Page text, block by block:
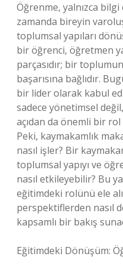
Öğrenme, yalnızca
zamanda bireyin
toplumsal yapıları
bir öğrenci, öğretmen
parçasıdır; bir
başarısına bağlıdır.
bir lider olarak kabul
sadece yönetimsel
açıdan da önemli bir rol
Peki, kaymakamlık
nasıl işler? Bir
toplumsal yapıyı ve
nasıl etkileyebilir? Bu
eğitimdeki rolünü ele
perspektiflerden nasıl
kapsamlı bir bakış
Eğitimdeki Dönüşüm: